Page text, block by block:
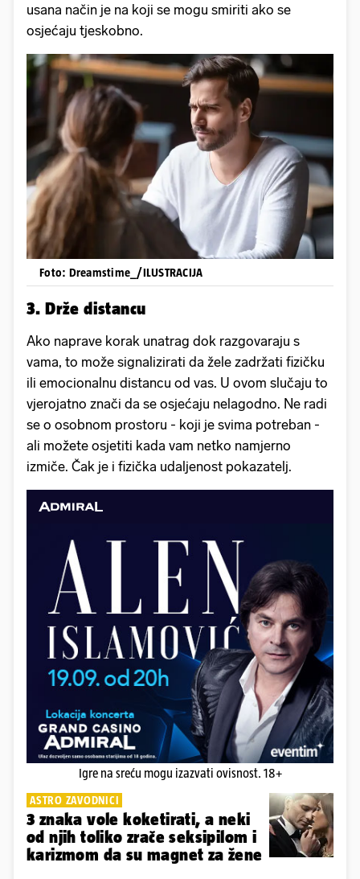
usana način je na koji se mogu smiriti ako se
osjećaju tjeskobno.
Foto: Dreamstime_/ILUSTRACIJA
3. Drže distancu
Ako naprave korak unatrag dok razgovaraju s
vama, to može signalizirati da žele zadržati fizičku
ili emocionalnu distancu od vas. U ovom slučaju to
vjerojatno znači da se osjećaju nelagodno. Ne radi
se o osobnom prostoru - koji je svima potreban -
ali možete osjetiti kada vam netko namjerno
izmiče. Čak je i fizička udaljenost pokazatelj.
Igre na sreću mogu izazvati ovisnost. 18+
ASTRO ZAVODNICI
3 znaka vole koketirati, a neki
od njih toliko zrače seksipilom i
karizmom da su magnet za žene